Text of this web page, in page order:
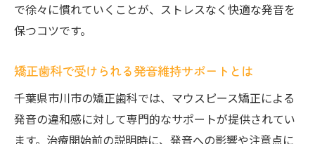
で徐々に慣れていくことが、ストレスなく快適な発音を
保つコツです。
矯正歯科で受けられる発音維持サポートとは
千葉県市川市の矯正歯科では、マウスピース矯正による
発音の違和感に対して専門的なサポートが提供されてい
ます。治療開始前の説明時に、発音への影響や注意点に